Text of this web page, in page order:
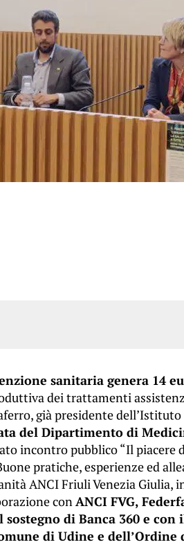
sanitaria genera 14
dei trattamenti
già presidente
del Dipartimento di
incontro pubblico “Il piacere
pratiche, esperienze ed
ANCI Friuli Venezia Giulia,
conANCI FVG,
di Banca 360 e
di Udine e dell’Ordine